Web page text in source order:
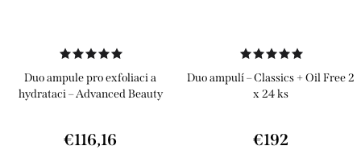
Duo ampule pro exfoliaci a
hydrataci – Advanced Beauty
€116,16
Duo ampulí – Classics + Oil Free 2
x 24 ks
€192